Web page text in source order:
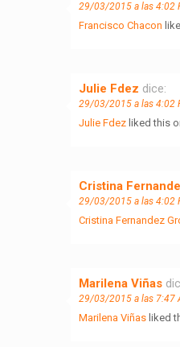
29/03/2015 a las 4:02
Francisco Chacon
Julie Fdez dice:
29/03/2015 a las 4:02
Julie Fdez liked this
Cristina
29/03/2015 a las 4:02
Cristina Fernandez
Marilena Viñas
29/03/2015 a las 7:47
Marilena Viñas liked